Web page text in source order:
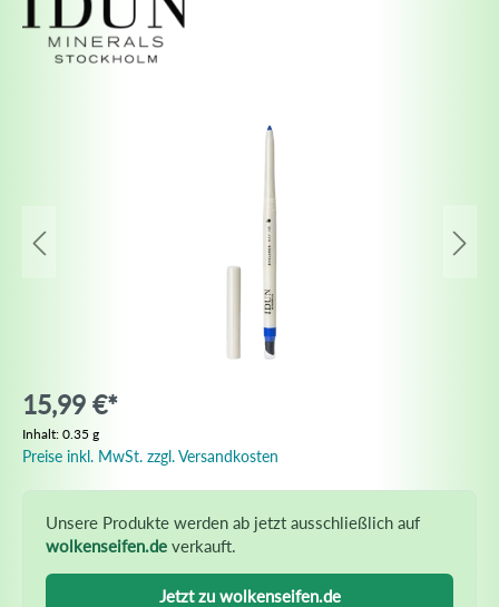
15,99 €*
Inhalt: 0.35 g
Preise inkl. MwSt. zzgl. Versandkosten
Unsere Produkte werden ab jetzt ausschließlich auf
wolkenseifen.de verkauft.
Jetzt zu wolkenseifen.de